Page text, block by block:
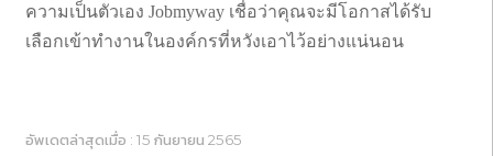
ความเป็นตัวเอง Jobmyway เชื่อว่าคุณจะมีโอกาสได้รับ
เลือกเข้าทำงานในองค์กรที่หวังเอาไว้อย่างแน่นอน
อัพเดตล่าสุดเมื่อ : 15 กันยายน 2565